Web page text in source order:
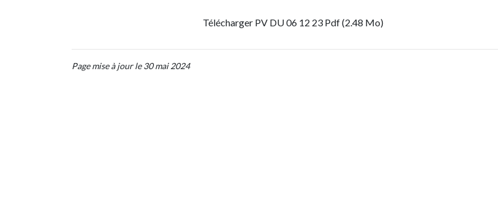
Télécharger PV DU 06 12 23 Pdf (2.48 Mo)
Page mise à jour le 30 mai 2024